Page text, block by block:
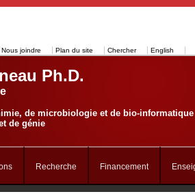
Nous joindre Plan du site Chercher English
Ph.D.
de microbiologie et de bio-informatique
de génie
Recherche Financement